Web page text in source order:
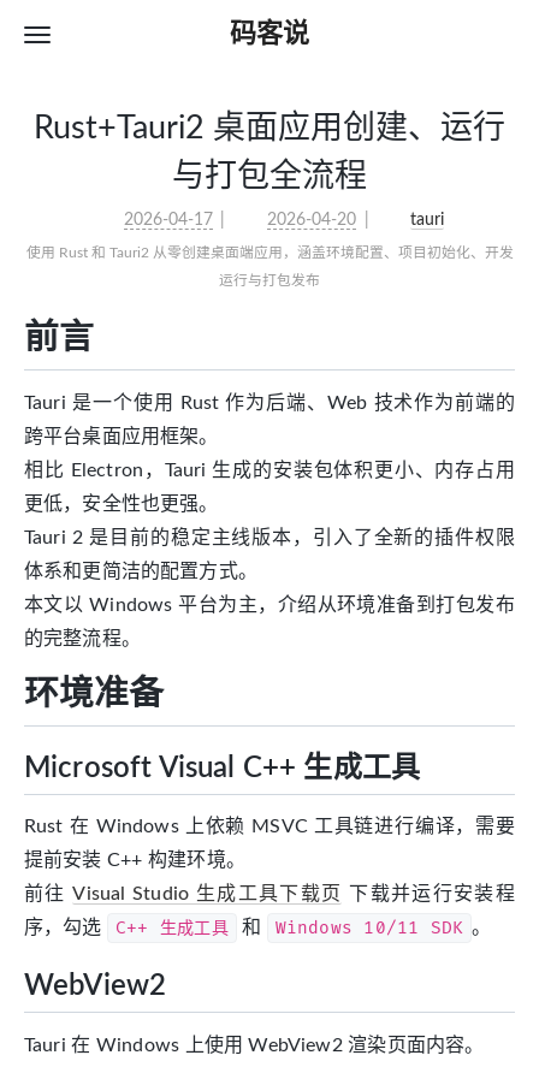
码客说
Rust+Tauri2 桌面应用创建、运行
与打包全流程
2026-04-17 2026-04-20 tauri
使用 Rust 和 Tauri2 从零创建桌面端应用，涵盖环境配置、项目初始化、开发
运行与打包发布
前言
Tauri 是一个使用 Rust 作为后端、Web 技术作为前端的
跨平台桌面应用框架。
相比 Electron，Tauri 生成的安装包体积更小、内存占用
更低，安全性也更强。
Tauri 2 是目前的稳定主线版本，引入了全新的插件权限
体系和更简洁的配置方式。
本文以 Windows 平台为主，介绍从环境准备到打包发布
的完整流程。
环境准备
Microsoft Visual C++ 生成工具
Rust 在 Windows 上依赖 MSVC 工具链进行编译，需要
提前安装 C++ 构建环境。
前往Visual Studio 生成工具下载页
下载并运行安装程
序，勾选
C++ 生成工具 和 Windows 10/11 SDK 。
WebView2
Tauri 在 Windows 上使用 WebView2 渲染页面内容。